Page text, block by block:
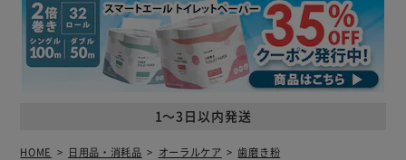
1～3日以内発送
HOME 日用品・消耗品 オーラルケア 歯磨き粉